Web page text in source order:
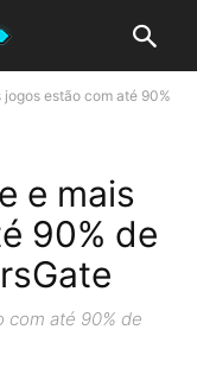
estão com até 90%
e mais
90% de
com até 90% de